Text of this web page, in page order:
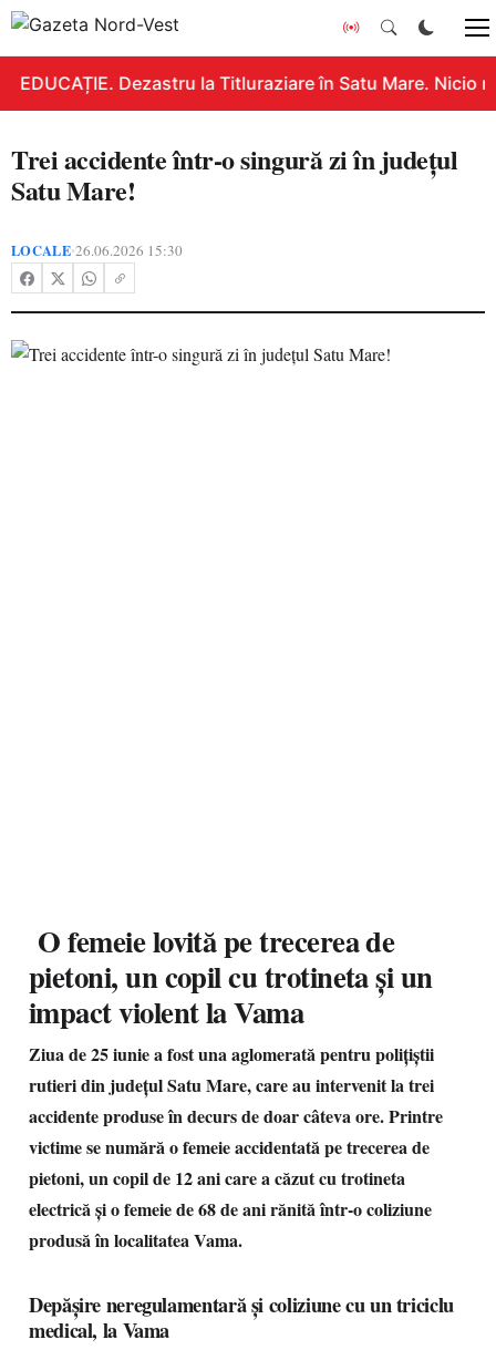
EDUCAȚIE. Dezastru la Titluraziare în Satu Mare. Nicio
Trei accidente într-o singură zi în județul
Satu Mare!
LOCALE•26.06.2026 15:30
O femeie lovită pe trecerea de
pietoni, un copil cu trotineta și un
impact violent la Vama
Ziua de 25 iunie a fost una aglomerată pentru polițiștii
rutieri din județul Satu Mare, care au intervenit la trei
accidente produse în decurs de doar câteva ore. Printre
victime se numără o femeie accidentată pe trecerea de
pietoni, un copil de 12 ani care a căzut cu trotineta
electrică și o femeie de 68 de ani rănită într-o coliziune
produsă în localitatea Vama.
Depășire neregulamentară și coliziune cu un triciclu
medical, la Vama